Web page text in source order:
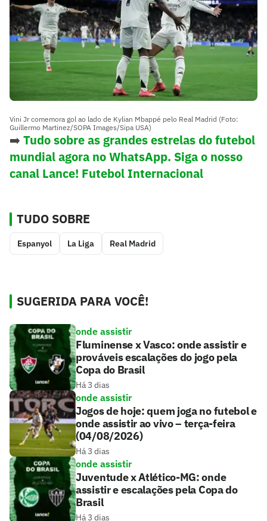
Vini Jr comemora gol ao lado de Kylian Mbappé pelo Real Madrid (Foto:
Guillermo Martinez/SOPA Images/Sipa USA)
➡️ Tudo sobre as grandes estrelas do futebol
mundial agora no WhatsApp. Siga o nosso
canal Lance! Futebol Internacional
TUDO SOBRE
Espanyol La Liga Real Madrid
SUGERIDA PARA VOCÊ!
onde assistir
Fluminense x Vasco: onde assistir e
prováveis escalações do jogo pela
Copa do Brasil
Há 3 dias
onde assistir
Jogos de hoje: quem joga no futebol e
onde assistir ao vivo – terça-feira
(04/08/2026)
Há 3 dias
onde assistir
Juventude x Atlético-MG: onde
assistir e escalações pela Copa do
Brasil
Há 3 dias